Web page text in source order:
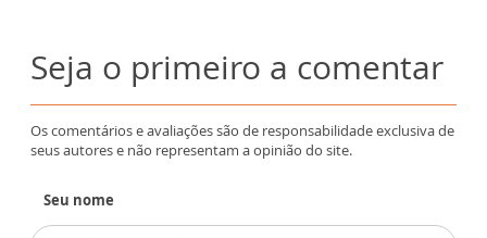
Seja o primeiro a comentar
Os comentários e avaliações são de responsabilidade exclusiva de
seus autores e não representam a opinião do site.
Seu nome